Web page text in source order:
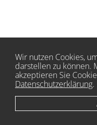
Wir nutzen Cookies,
darstellen zu können.
akzeptieren Sie
Datenschutzerklärung.